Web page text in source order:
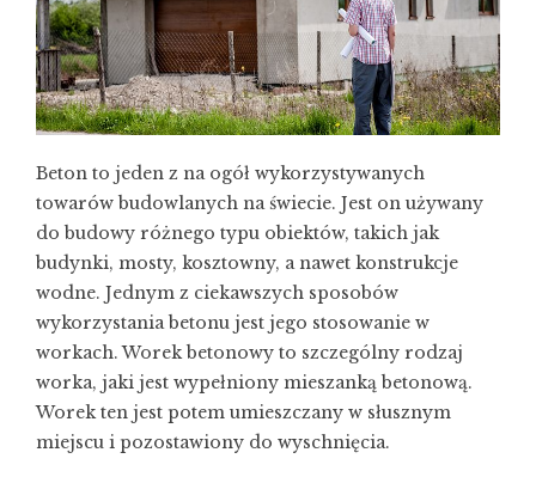
Beton to jeden z na ogół wykorzystywanych
towarów budowlanych na świecie. Jest on używany
do budowy różnego typu obiektów, takich jak
budynki, mosty, kosztowny, a nawet konstrukcje
wodne. Jednym z ciekawszych sposobów
wykorzystania betonu jest jego stosowanie w
workach. Worek betonowy to szczególny rodzaj
worka, jaki jest wypełniony mieszanką betonową.
Worek ten jest potem umieszczany w słusznym
miejscu i pozostawiony do wyschnięcia.